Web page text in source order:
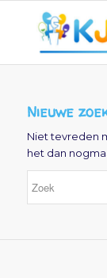
Nieuwe
Niet tevreden
het dan